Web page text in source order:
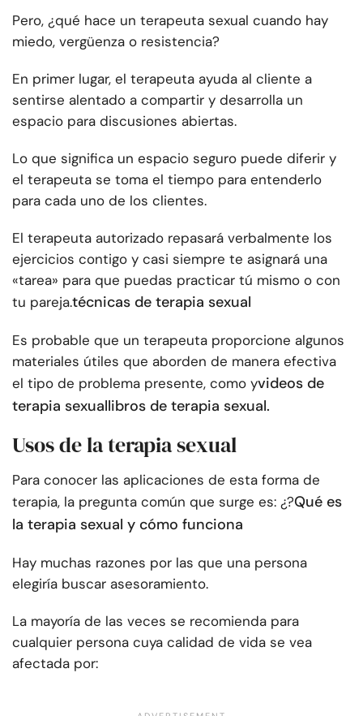
Pero, ¿qué hace un terapeuta sexual cuando hay
miedo, vergüenza o resistencia?
En primer lugar, el terapeuta ayuda al cliente a
sentirse alentado a compartir y desarrolla un
espacio para discusiones abiertas.
Lo que significa un espacio seguro puede diferir y
el terapeuta se toma el tiempo para entenderlo
para cada uno de los clientes.
El terapeuta autorizado repasará verbalmente los
ejercicios contigo y casi siempre te asignará una
«tarea» para que puedas practicar tú mismo o con
tu pareja.técnicas de terapia sexual
Es probable que un terapeuta proporcione algunos
materiales útiles que aborden de manera efectiva
el tipo de problema presente, como yvideos de
terapia sexuallibros de terapia sexual.
Usos de la terapia sexual
Para conocer las aplicaciones de esta forma de
terapia, la pregunta común que surge es: ¿?Qué es
la terapia sexual y cómo funciona
Hay muchas razones por las que una persona
elegiría buscar asesoramiento.
La mayoría de las veces se recomienda para
cualquier persona cuya calidad de vida se vea
afectada por: